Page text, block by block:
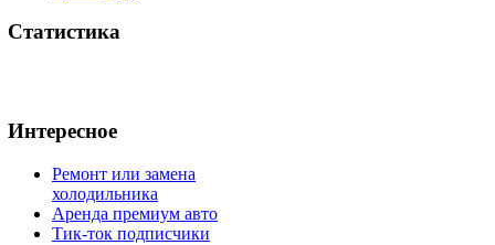
Статистика
Интересное
Ремонт или замена
холодильника
Аренда премиум авто
Тик-ток подписчики